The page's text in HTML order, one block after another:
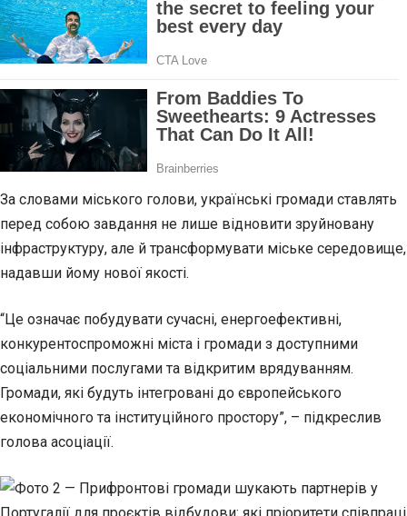
За словами міського голови, українські громади ставлять
перед собою завдання не лише відновити зруйновану
інфраструктуру, але й трансформувати міське середовище,
надавши йому нової якості.
“Це означає побудувати сучасні, енергоефективні,
конкурентоспроможні міста і громади з доступними
соціальними послугами та відкритим врядуванням.
Громади, які будуть інтегровані до європейського
економічного та інституційного простору”, – підкреслив
голова асоціації.